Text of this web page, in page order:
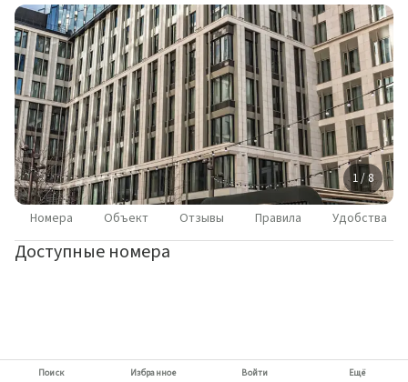
1 / 8
Номера Объект Отзывы Правила Удобства
Доступные номера
Поиск Избранное Войти Ещё